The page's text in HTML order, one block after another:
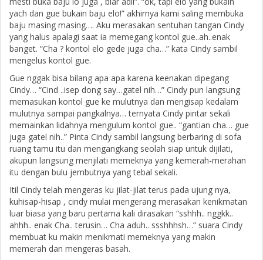
yach dan gue bukain baju elo!” akhirnya kami saling membuka
baju masing masing…. Aku merasakan sentuhan tangan Cindy
yang halus apalagi saat ia memegang kontol gue..ah..enak
banget. “Cha ? kontol elo gede juga cha…” kata Cindy sambil
mengelus kontol gue.
Gue nggak bisa bilang apa apa karena keenakan dipegang
Cindy… “Cind ..isep dong say…gatel nih…” Cindy pun langsung
memasukan kontol gue ke mulutnya dan mengisap kedalam
mulutnya sampai pangkalnya… ternyata Cindy pintar sekali
memainkan lidahnya mengulum kontol gue.. “gantian cha… gue
juga gatel nih..” Pinta Cindy sambil langsung berbaring di sofa
ruang tamu itu dan mengangkang seolah siap untuk dijilati,
akupun langsung menjilati memeknya yang kemerah-merahan
itu dengan bulu jembutnya yang tebal sekali.
Itil Cindy telah mengeras ku jilat-jilat terus pada ujung nya,
kuhisap-hisap , cindy mulai mengerang merasakan kenikmatan
luar biasa yang baru pertama kali dirasakan “sshhh.. nggkk..
ahhh.. enak Cha.. terusin… Cha aduh.. ssshhhsh…” suara Cindy
membuat ku makin menikmati memeknya yang makin
memerah dan mengeras basah.